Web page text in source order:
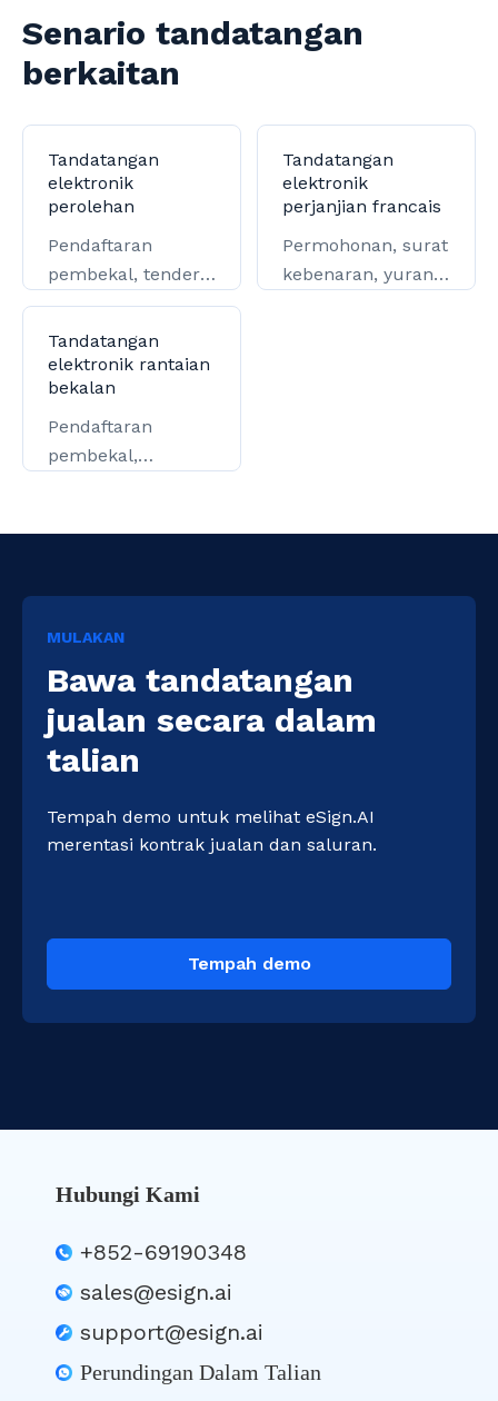
Senario tandatangan
berkaitan
Tandatangan
elektronik
perolehan
Pendaftaran
pembekal, tender,
kontrak, dan
penyelesaian.
Tandatangan
elektronik
perjanjian francais
Permohonan, surat
kebenaran, yuran,
Tandatangan
elektronik rantaian
bekalan
Pendaftaran
pembekal,
MULAKAN
Bawa tandatangan
jualan secara dalam
talian
Tempah demo untuk melihat eSign.AI
merentasi kontrak jualan dan saluran.
Tempah demo
Hubungi Kami
+852-69190348
sales@esign.ai
support@esign.ai
Perundingan Dalam Talian